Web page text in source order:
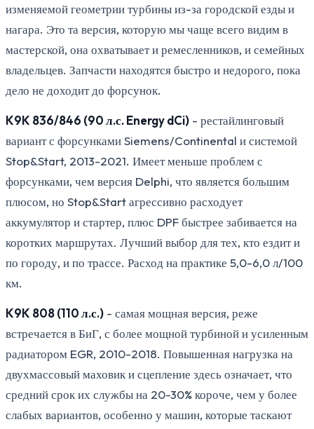
изменяемой геометрии турбины из-за городской езды и
нагара. Это та версия, которую мы чаще всего видим в
мастерской, она охватывает и ремесленников, и семейных
владельцев. Запчасти находятся быстро и недорого, пока
дело не доходит до форсунок.
K9K 836/846 (90 л.с. Energy dCi) - рестайлинговый
вариант с форсунками Siemens/Continental и системой
Stop&Start, 2013-2021. Имеет меньше проблем с
форсунками, чем версия Delphi, что является большим
плюсом, но Stop&Start агрессивно расходует
аккумулятор и стартер, плюс DPF быстрее забивается на
коротких маршрутах. Лучший выбор для тех, кто ездит и
по городу, и по трассе. Расход на практике 5,0-6,0 л/100
км.
K9K 808 (110 л.с.) - самая мощная версия, реже
встречается в БиГ, с более мощной турбиной и усиленным
радиатором EGR, 2010-2018. Повышенная нагрузка на
двухмассовый маховик и сцепление здесь означает, что
средний срок их службы на 20-30% короче, чем у более
слабых вариантов, особенно у машин, которые таскают